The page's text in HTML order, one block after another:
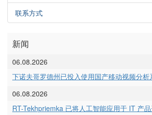
联系方式
新闻
06.08.2026
下诺夫哥罗德州已投入使用国产移动视频分析
06.08.2026
RT-Tekhpriemka 已将人工智能应用于 IT 产品